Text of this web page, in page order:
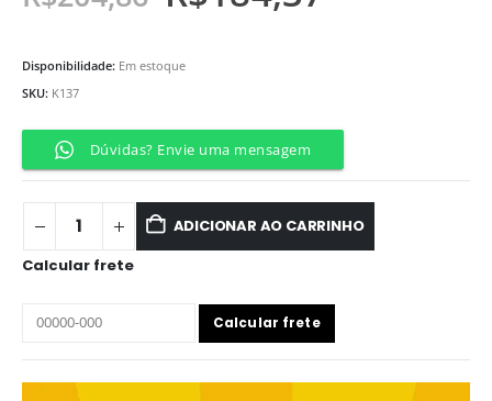
Disponibilidade: Em estoque
SKU: K137
Dúvidas? Envie uma mensagem
ADICIONAR AO CARRINHO
Calcular frete